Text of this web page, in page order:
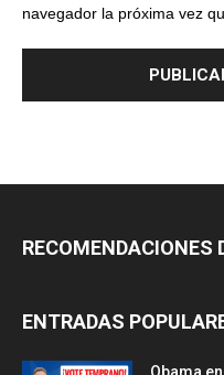
navegador la próxima vez
RECOMENDACIONES
ENTRADAS